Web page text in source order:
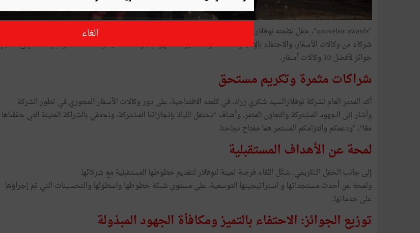
"nouvelair awards"، حفل نظمته نوفلار، جمع حوالي 200 وكالة أسفار وثلة من ممثلي وسائل الإعلام والمؤثرين. من أجل تكريم
شركاء من وكالات الأسفار، والاحتفاء بالإنجازات المشتركة. تميزت السهرة بأجواء احتفالية ونقاشات مثمرة بالإضافة إلى تقديم
جوائز لأفضل 10 وكالات أسفار.
شراكات مثمرة وتكريم مستحق
أكد المدير العام لشركة نوفلارالسيد شكري زراد، في كلمته الافتتاحية، على دور وكالات الأسفار المحوري في تطور الشركة
وأشار إلى الجهود المشتركة والتعاون المثمر. وأضاف “نحتفل الليلة بإنجازاتنا المشتركة، ونحتفي بالشراكة المتينة التي حققناها
معًا"، "ودعمكم والتزامكم المستمر هما مفتاح نجاحنا.
لمحة عن الأهداف المستقبلية
إلى جانب الحفل التكريمي، شكّل اللقاء فرصة ثمينة لنوفلار لتقديم خطوطها المستقبلية مع شركائها.
ولمحة عن أحدث مستجداتها و استراتيجيتها التوسعية، على مستوى شبكة خطوطها واسطولها والتحسينات التي تم إجراؤها
على خدماتها.
توزيع الجوائز: الاحتفاء بالتميز ومكافأة الجهود المبذولة
الغاء